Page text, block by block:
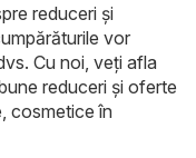
reduceri și
vor
Cu noi, veți afla
reduceri și oferte
cosmetice în